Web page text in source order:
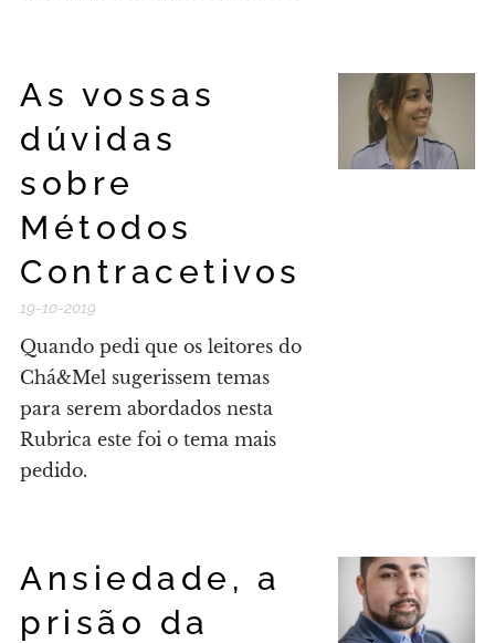
As vossas
dúvidas
sobre
Métodos
Contracetivos
19-10-2019
Quando pedi que os leitores do
Chá&Mel sugerissem temas
para serem abordados nesta
Rubrica este foi o tema mais
pedido.
Ansiedade, a
prisão da